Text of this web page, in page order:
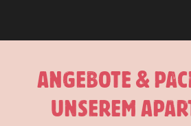
ANGEBOTE &
UNSEREM